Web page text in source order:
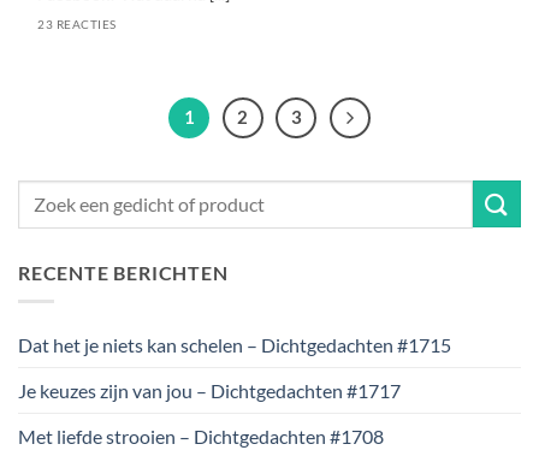
23 REACTIES
1 2 3
RECENTE BERICHTEN
Dat het je niets kan schelen – Dichtgedachten #1715
Je keuzes zijn van jou – Dichtgedachten #1717
Met liefde strooien – Dichtgedachten #1708